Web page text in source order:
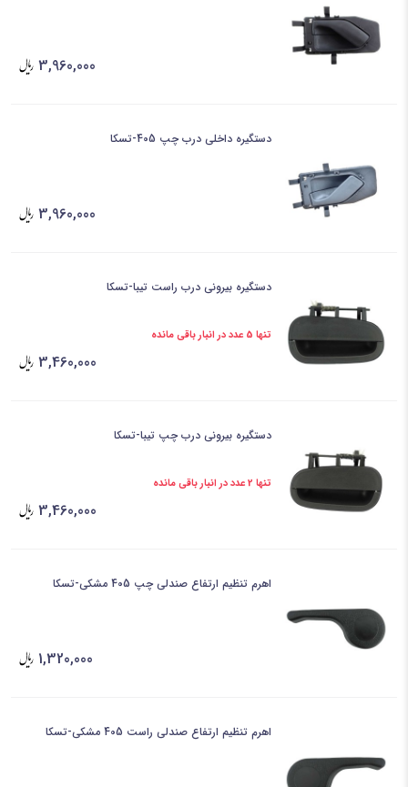
3,960,000
دستگیره داخلی درب چپ 405-تسکا
3,960,000
دستگیره بیرونی درب راست تیبا-تسکا
تنها 5 عدد در انبار باقی مانده
3,460,000
دستگیره بیرونی درب چپ تیبا-تسکا
تنها 2 عدد در انبار باقی مانده
3,460,000
اهرم تنظیم ارتفاع صندلی چپ 405 مشکی-تسکا
1,320,000
اهرم تنظیم ارتفاع صندلی راست 405 مشکی-تسکا